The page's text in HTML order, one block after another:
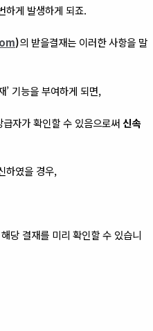
하게 발생하게 되죠.
)의 받을결재는 이러한 사항을 말
’ 기능을 부여하게 되면,
자가 확인할 수 있음으로써 신속
하였을 경우,
당 결재를 미리 확인할 수 있습니